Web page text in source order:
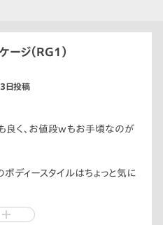
ージ（RG1）
日投稿
良く、お値段wもお手頃なのが
ディースタイルはちょっと気に